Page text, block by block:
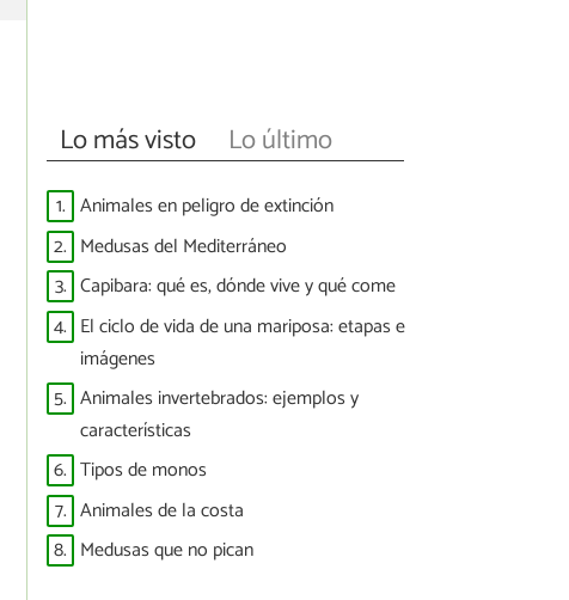
Lo más visto Lo último
1. Animales en peligro de extinción
2. Medusas del Mediterráneo
3. Capibara: qué es, dónde vive y qué come
4. El ciclo de vida de una mariposa: etapas e
imágenes
5. Animales invertebrados: ejemplos y
características
6. Tipos de monos
7. Animales de la costa
8. Medusas que no pican